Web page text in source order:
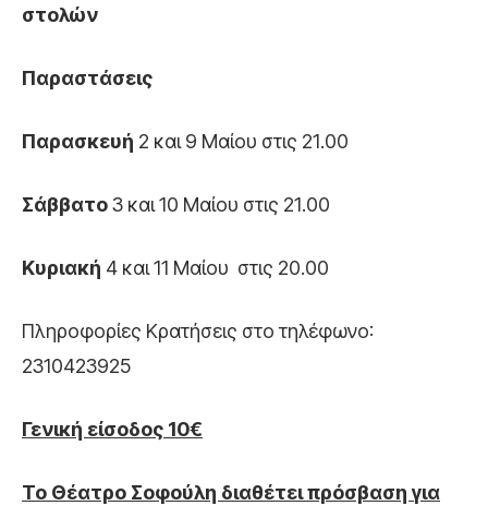
στολών
Παραστάσεις
Παρασκευή 2 και 9 Μαίου στις 21.00
Σάββατο3 και 10 Μαίου στις 21.00
Κυριακή 4 και 11 Μαίου στις 20.00
Πληροφορίες Κρατήσεις στο τηλέφωνο:
2310423925
Γενική είσοδος 10€
Το Θέατρο Σοφούλη διαθέτει πρόσβαση για